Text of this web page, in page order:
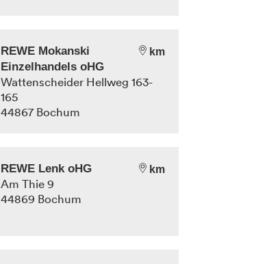
km
REWE Mokanski
Einzelhandels oHG
Wattenscheider Hellweg 163-
165
44867Bochum
km
REWE Lenk oHG
Am Thie 9
44869 Bochum